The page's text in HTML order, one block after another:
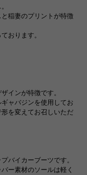
稲妻のプリントが特徴
おります。
インが特徴です。
ャバジンを使用してお
を変えてお召しいただ
バイカーブーツです。
ー素材のソールは軽く